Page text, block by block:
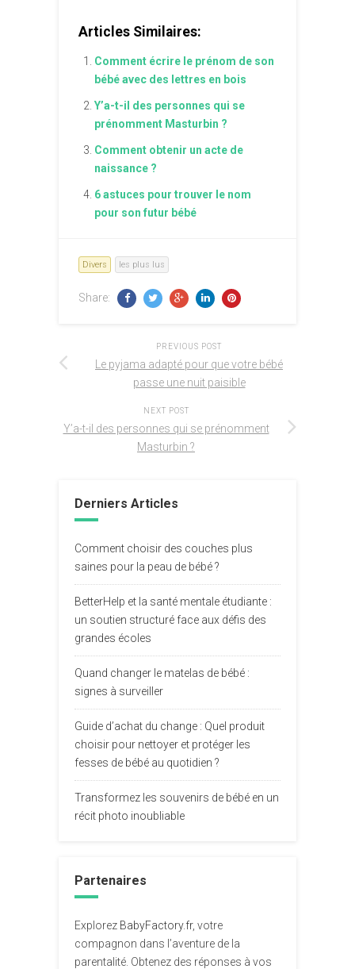
Articles Similaires:
Comment écrire le prénom de son
bébé avec des lettres en bois
Y’a-t-il des personnes qui se
prénomment Masturbin ?
Comment obtenir un acte de
naissance ?
6 astuces pour trouver le nom
pour son futur bébé
Divers les plus lus
Share:
PREVIOUS POST
Le pyjama adapté pour que votre bébé
passe une nuit paisible
NEXT POST
Y’a-t-il des personnes qui se prénomment
Masturbin ?
Derniers Articles
Comment choisir des couches plus
saines pour la peau de bébé ?
BetterHelp et la santé mentale étudiante :
un soutien structuré face aux défis des
grandes écoles
Quand changer le matelas de bébé :
signes à surveiller
Guide d’achat du change : Quel produit
choisir pour nettoyer et protéger les
fesses de bébé au quotidien ?
Transformez les souvenirs de bébé en un
récit photo inoubliable
Partenaires
Explorez BabyFactory.fr, votre
compagnon dans l’aventure de la
parentalité. Obtenez des réponses à vos